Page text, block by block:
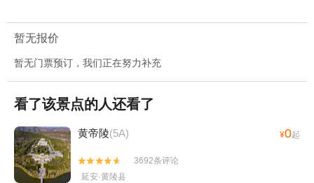
暂无报价
暂无门票预订，我们正在努力补充
看了该景点的人还看了
黄帝陵(5A) ¥0起


3692条评论
延安·黄陵县